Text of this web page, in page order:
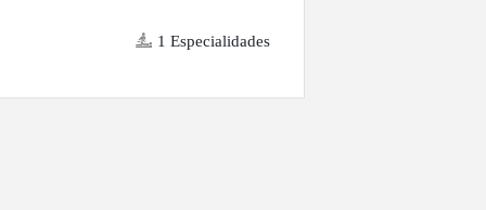
1 Especialidades